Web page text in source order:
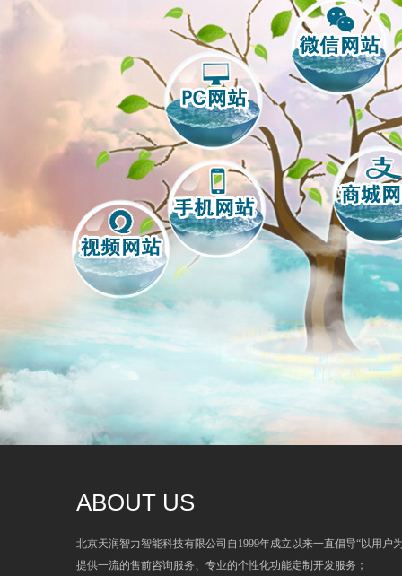
ABOUT US
北京天润智力智能科技有限公司自1999年成立以来一直倡导“以用户
提供一流的售前咨询服务、专业的个性化功能定制开发服务；